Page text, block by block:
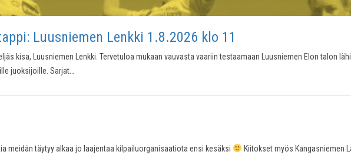
Luusniemen Lenkki 1.8.2026 klo 11
kisa, Luusniemen Lenkki. Tervetuloa mukaan vauvasta vaariin testaamaan Luusniemen Elon talon
juoksijoille. Sarjat…
meidän täytyy alkaa jo laajentaa kilpailuorganisaatiota ensi kesäksi
Kiitokset myös Kangasniemen